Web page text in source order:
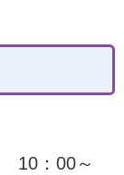
：00～